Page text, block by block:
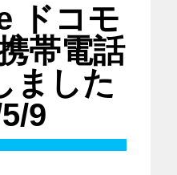
ドコモ
帯電話
ました
9